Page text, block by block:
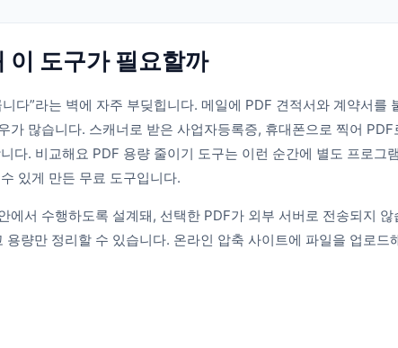
이 도구가 필요할까
다”라는 벽에 자주 부딪힙니다. 메일에 PDF 견적서와 계약서
많습니다. 스캐너로 받은 사업자등록증, 휴대폰으로 찍어
다. 비교해요 PDF 용량 줄이기 도구는 이런 순간에 별도 프로그
있게 만든 무료 도구입니다.
에서 수행하도록 설계돼, 선택한 PDF가 외부 서버로 전송되지
량만 정리할 수 있습니다. 온라인 압축 사이트에 파일을 업로